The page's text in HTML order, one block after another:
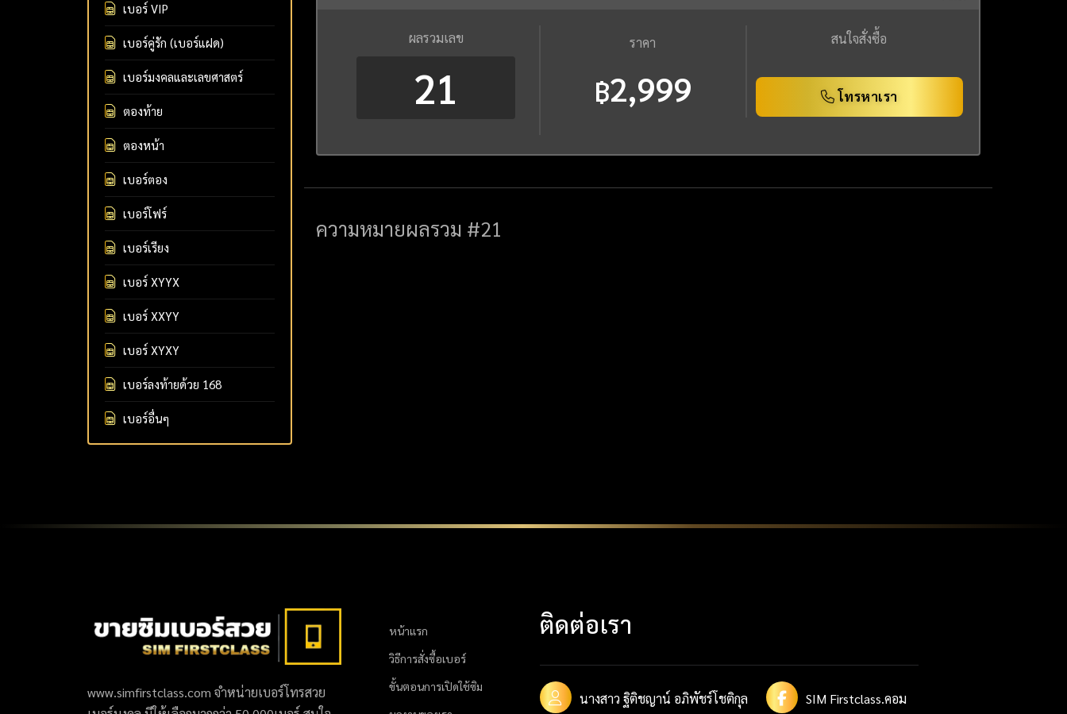
เบอร์ VIP
เบอร์คู่รัก (เบอร์แฝด)
เบอร์มงคลและเลขศาสตร์
ตองท้าย
ตองหน้า
เบอร์ตอง
เบอร์โฟร์
เบอร์เรียง
เบอร์ XYYX
เบอร์ XXYY
เบอร์ XYXY
เบอร์ลงท้ายด้วย 168
เบอร์อื่นๆ
ผลรวมเลข
21
ราคา
฿2,999
สนใจสั่งซื้อ
โทรหาเรา
ความหมายผลรวม #21
www.simfirstclass.com จำหน่ายเบอร์โทรสวย
หน้าแรก
วิธีการสั่งซื้อเบอร์
ขั้นตอนการเปิดใช้ซิม
ติดต่อเรา
นางสาว ฐิติชญาน์ อภิพัชร์โชติกุล SIM Firstclass.คอม